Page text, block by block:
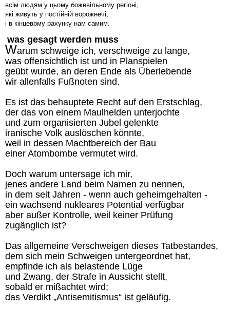
всім людям у цьому божевільному регіоні,
які живуть у постійній ворожнечі,
і в кінцевому рахунку нам самим.
was gesagt werden muss
Warum schweige ich, verschweige zu lange,
was offensichtlich ist und in Planspielen
geübt wurde, an deren Ende als Überlebende
wir allenfalls Fußnoten sind.
Es ist das behauptete Recht auf den Erstschlag,
der das von einem Maulhelden unterjochte
und zum organisierten Jubel gelenkte
iranische Volk auslöschen könnte,
weil in dessen Machtbereich der Bau
einer Atombombe vermutet wird.
Doch warum untersage ich mir,
jenes andere Land beim Namen zu nennen,
in dem seit Jahren - wenn auch geheimgehalten -
ein wachsend nukleares Potential verfügbar
aber außer Kontrolle, weil keiner Prüfung
zugänglich ist?
Das allgemeine Verschweigen dieses Tatbestandes,
dem sich mein Schweigen untergeordnet hat,
empfinde ich als belastende Lüge
und Zwang, der Strafe in Aussicht stellt,
sobald er mißachtet wird;
das Verdikt „Antisemitismus“ ist geläufig.